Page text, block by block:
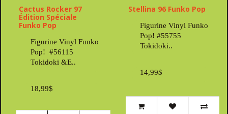
Cactus Rocker 97
Édition Spéciale
Funko Pop
Figurine Vinyl Funko
Pop! #56115
Tokidoki &E..
18,99$
Stellina 96 Funko Pop
Figurine Vinyl Funko
Pop! #55755
Tokidoki..
14,99$